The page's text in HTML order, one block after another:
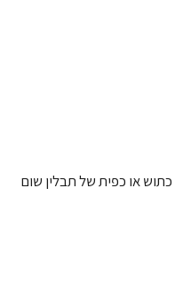
אז להוסיף 3 שיני שום כתוש או כפית של תבלין שום